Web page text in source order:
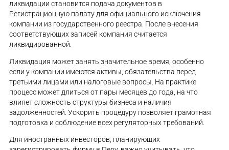
ликвидации становится подача документов в
Регистрационную палату для официального исключения
компании из государственного реестра. После внесения
соответствующих записей компания считается
ликвидированной.
Ликвидация может занять значительное время, особенно
если у компании имеются активы, обязательства перед
третьими лицами или налоговые вопросы. На практике
процесс может длиться от пары месяцев до года, на что
влияет сложность структуры бизнеса и наличия
задолженностей. Ускорить процедуру позволяет грамотная
подготовка и соблюдение всех регуляторных требований.
Для иностранных инвесторов, планирующих